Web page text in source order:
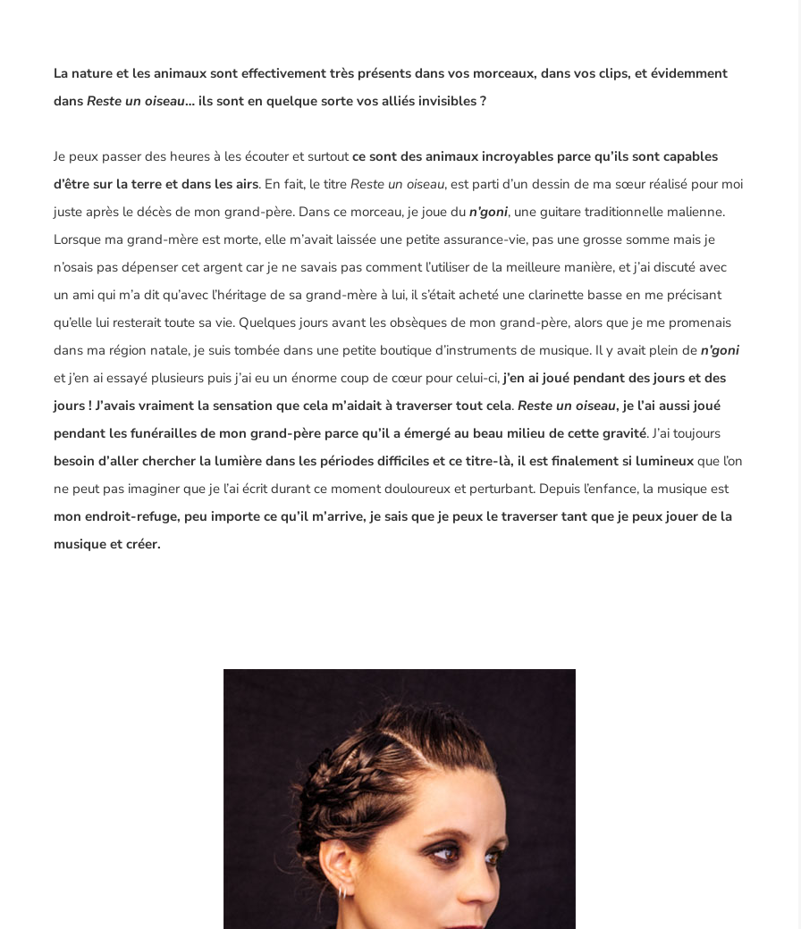
La nature et les animaux sont effectivement très présents dans vos morceaux, dans vos clips, et évidemment
dans Reste un oiseau… ils sont en quelque sorte vos alliés invisibles ?
Je peux passer des heures à les écouter et surtoutce sont des animaux incroyables parce qu’ils sont capables
d’être sur la terre et dans les airs. En fait, le titre Reste un oiseau, est parti d’un dessin de ma sœur réalisé pour moi
juste après le décès de mon grand-père. Dans ce morceau, je joue du n’goni, une guitare traditionnelle malienne.
Lorsque ma grand-mère est morte, elle m’avait laissée une petite assurance-vie, pas une grosse somme mais je
n’osais pas dépenser cet argent car je ne savais pas comment l’utiliser de la meilleure manière, et j’ai discuté avec
un ami qui m’a dit qu’avec l’héritage de sa grand-mère à lui, il s’était acheté une clarinette basse en me précisant
qu’elle lui resterait toute sa vie. Quelques jours avant les obsèques de mon grand-père, alors que je me promenais
dans ma région natale, je suis tombée dans une petite boutique d’instruments de musique. Il y avait plein de n’goni
et j’en ai essayé plusieurs puis j’ai eu un énorme coup de cœur pour celui-ci, j’en ai joué pendant des jours et des
jours ! J’avais vraiment la sensation que cela m’aidait à traverser tout cela. Reste un oiseau, je l’ai aussi joué
pendant les funérailles de mon grand-père parce qu’il a émergé au beau milieu de cette gravité. J’ai toujours
besoin d’aller chercher la lumière dans les périodes difficiles et ce titre-là, il est finalement si lumineux que l’on
ne peut pas imaginer que je l’ai écrit durant ce moment douloureux et perturbant. Depuis l’enfance, la musique est
mon endroit-refuge, peu importe ce qu’il m’arrive, je sais que je peux le traverser tant que je peux jouer de la
musique et créer.